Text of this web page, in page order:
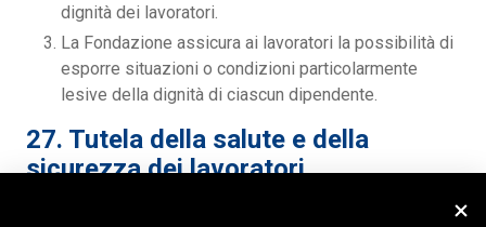
dignità dei lavoratori.
La Fondazione assicura ai lavoratori la possibilità di
esporre situazioni o condizioni particolarmente
lesive della dignità di ciascun dipendente.
27. Tutela della salute e della
sicurezza dei lavoratori